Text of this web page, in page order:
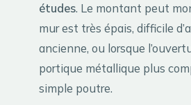
études. Le montant peut
mur est très épais, difficile
ancienne, ou lorsque
portique métallique plus
simple poutre.